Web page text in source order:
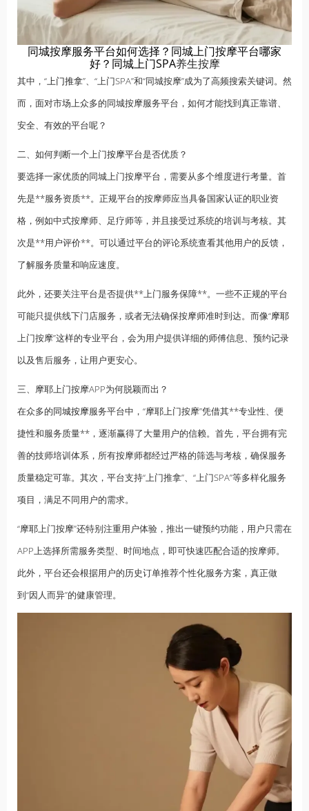
同城按摩服务平台如何选择？同城上门按摩平台哪家
好？同城上门SPA养生按摩
其中，“上门推拿”、“上门SPA”和“同城按摩”成为了高频搜索关键词。然
而，面对市场上众多的同城按摩服务平台，如何才能找到真正靠谱、
安全、有效的平台呢？
二、如何判断一个上门按摩平台是否优质？
要选择一家优质的同城上门按摩平台，需要从多个维度进行考量。首
先是**服务资质**。正规平台的按摩师应当具备国家认证的职业资
格，例如中式按摩师、足疗师等，并且接受过系统的培训与考核。其
次是**用户评价**。可以通过平台的评论系统查看其他用户的反馈，
了解服务质量和响应速度。
此外，还要关注平台是否提供**上门服务保障**。一些不正规的平台
可能只提供线下门店服务，或者无法确保按摩师准时到达。而像“摩耶
上门按摩”这样的专业平台，会为用户提供详细的师傅信息、预约记录
以及售后服务，让用户更安心。
三、摩耶上门按摩APP为何脱颖而出？
在众多的同城按摩服务平台中，“摩耶上门按摩”凭借其**专业性、便
捷性和服务质量**，逐渐赢得了大量用户的信赖。首先，平台拥有完
善的技师培训体系，所有按摩师都经过严格的筛选与考核，确保服务
质量稳定可靠。其次，平台支持“上门推拿”、“上门SPA”等多样化服务
项目，满足不同用户的需求。
“摩耶上门按摩”还特别注重用户体验，推出一键预约功能，用户只需在
APP上选择所需服务类型、时间地点，即可快速匹配合适的按摩师。
此外，平台还会根据用户的历史订单推荐个性化服务方案，真正做
到“因人而异”的健康管理。